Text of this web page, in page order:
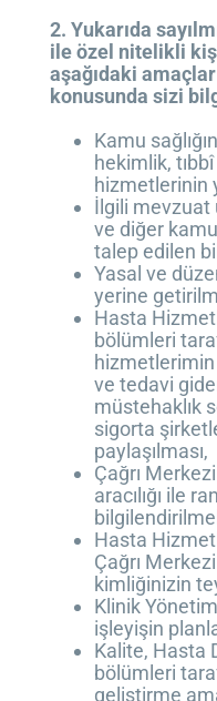
2. Yukarıda
ile özel nitelikli
aşağıdaki
konusunda sizi
Kamu
hekimlik,
hizmetlerinin
İlgili mevzuat
ve diğer
talep edilen
Yasal ve
yerine
Hasta
bölümleri
ve tedavi
müstehaklık
sigorta
paylaşılması,
Çağrı
aracılığı ile
Hasta
Çağrı
kimliğinizin
Klinik
işleyişin
Kalite, Hasta
bölümleri
geliştirme